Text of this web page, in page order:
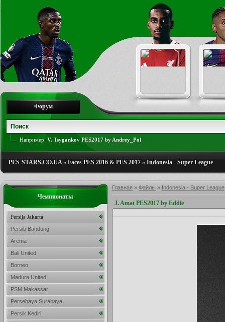
Форум
Например: V. Tsygankov PES2017 by Andrey_Pol
PES-STARS.CO.UA» Faces PES 2016 & PES 2017 » Indonesia - Super League
Главная » Файлы » Indonesia - Super League
J. Amat PES2017 by Eddie
Чемпионаты
Persija Jakarta
Persib Bandung
Arema
Bali United
Borneo
Madura United
PSM Makassar
Persebaya Surabaya
Persik Kediri